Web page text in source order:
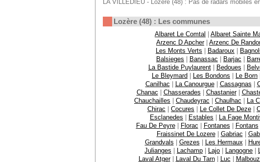
LA VILLEDIEU - Lozère (48) : Pas de radars mobiles
Lozère (48) : Les communes
Albaret Le Comtal | Albaret Sainte
Arzenc D Apcher| Arzenc De
Les Monts Verts | Badaroux |
Balsieges | Banassac | Barjac |
La Bastide Puylaurent| Bedoues |
Le Bleymard | Les Bondons | Le Born
Canilhac | La Canourgue| Cassagnas |
Chanac | Chasserades | Chastanier|
Chauchailles | Chaudeyrac | Chaulhac | La
Chirac | Cocures | Le Collet De Deze |
Esclanedes | Estables | La Fage
Fau De Peyre| Florac | Fontanes | Fontans
Fraissinet De Lozere| Gabriac |
Grandvals | Grezes | Les Hermaux |
Julianges | Lachamp | Lajo | Langogne |
Laval Atger| Laval Du Tarn| Luc |